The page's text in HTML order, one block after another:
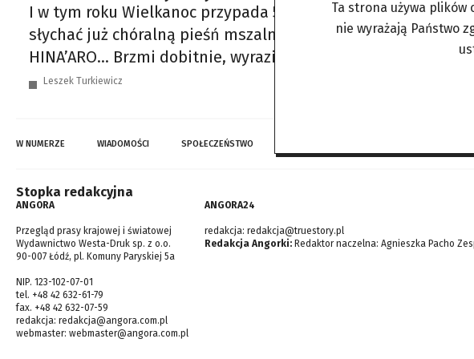
I w tym roku Wielkanoc przypada 5 kwietnia. W jedynym na
słychać już chóralną pieśń mszalną, której słowa widnieją nad
HINA’ARO… Brzmi dobitnie, wyraziście, czysto, pewnie dzięki
Leszek Turkiewicz
W NUMERZE WIADOMOŚCI SPOŁECZEŃSTWO
Stopka redakcyjna
ANGORA
Przegląd prasy krajowej i światowej
Wydawnictwo Westa-Druk sp. z o.o.
90-007 Łódź, pl. Komuny Paryskiej 5a
NIP. 123-102-07-01
tel. +48 42 632-61-79
fax. +48 42 632-07-59
redakcja: redakcja@angora.com.pl
webmaster: webmaster@angora.com.pl
ANGORA24
redakcja: redakcja@truestory.pl
Redakcja Angorki: Redaktor naczelna: Agnieszka Pacho
Ta strona używa plików
nie wyrażają Państwo